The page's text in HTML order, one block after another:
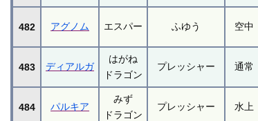
482 アグノム エスパー ふゆう 空中
483 ディアルガ
はがね
ドラゴン
プレッシャー 通常
484 パルキア
みず
ドラゴン
プレッシャー 水上